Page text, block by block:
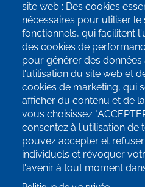
Inscrivez-vous à
SUIVEZ-NOUS
site web : Des cookies
nécessaires pour utiliser le
fonctionnels, qui facilitent
des cookies de
pour générer des
l'utilisation du site web et
cookies de marketing, qui
afficher du contenu et de
vous choisissez
consentez à l'utilisation de
pouvez accepter et
individuels et révoquer
l'avenir à tout moment